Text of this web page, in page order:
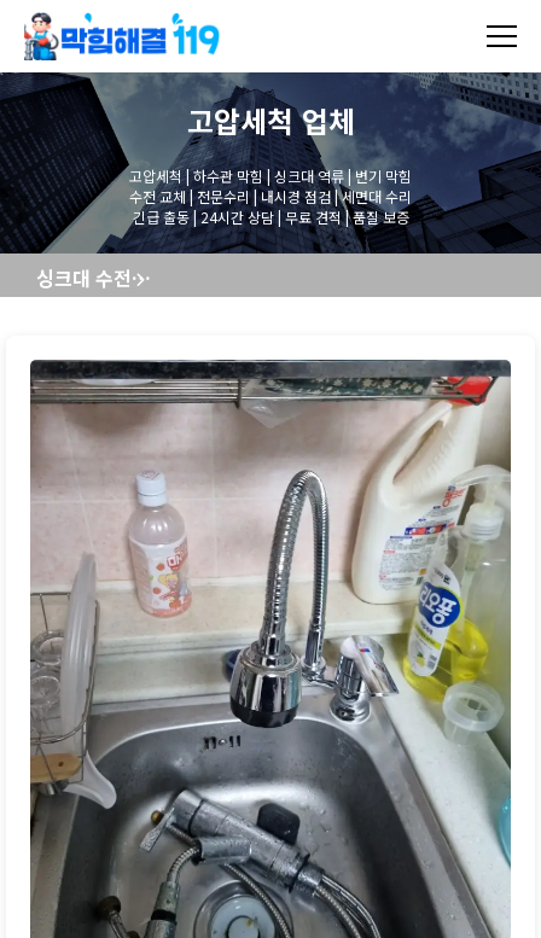
고압세척업체
고압세척 | 하수관 막힘 | 싱크대 역류 | 변기 막힘
수전 교체 | 전문수리 | 내시경 점검 | 세면대 수리
긴급 출동 | 24시간 상담 | 무료 견적 | 품질 보증
싱크대 수전교체